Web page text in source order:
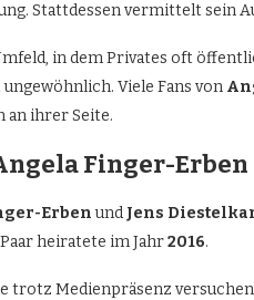
Stattdessen vermittelt sein
in dem Privates oft
Viele Fans von
an ihrer Seite.
Finger-Erben
Erbenund Jens
heiratete im Jahr2016.
trotz Medienpräsenz